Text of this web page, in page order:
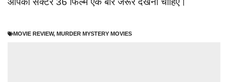
MOVIE REVIEW, MURDER MYSTERY MOVIES